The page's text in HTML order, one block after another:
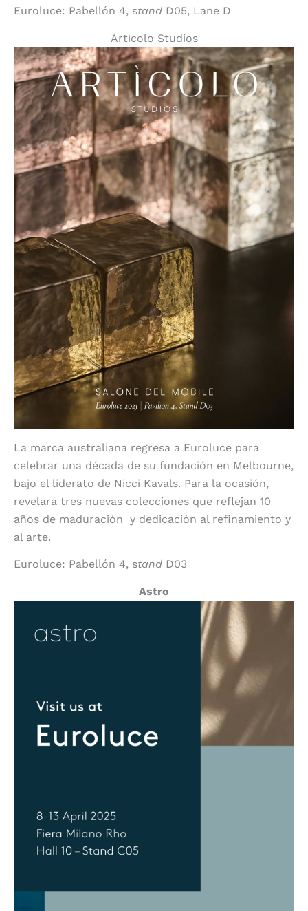
Euroluce: Pabellón 4, stand D05, Lane D
Artìcolo Studios
La marca australiana regresa a Euroluce para
celebrar una década de su fundación en Melbourne,
bajo el liderato de Nicci Kavals. Para la ocasión,
revelará tres nuevas colecciones que reflejan 10
años de maduración y dedicación al refinamiento y
al arte.
Euroluce: Pabellón 4, stand D03
Astro